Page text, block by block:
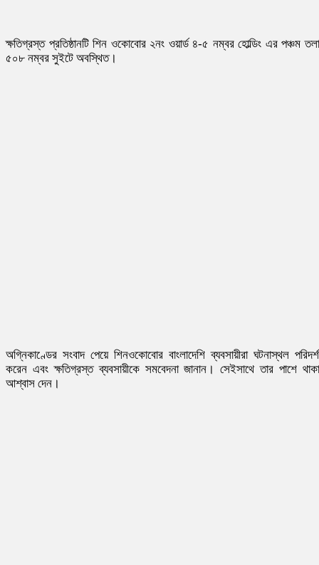
ক্ষতিগ্রস্ত প্রতিষ্ঠানটি শিন ওকোবোর ২নং ওয়ার্ড ৪-৫ নম্বর হোল্ডিং এর পঞ্চম
৫০৮ নম্বর সুইটে অবস্থিত।
অগ্নিকাণ্ডের সংবাদ পেয়ে শিনওকোবোর বাংলাদেশি ব্যবসায়ীরা ঘটনাস্থল
করেন এবং ক্ষতিগ্রস্ত ব্যবসায়ীকে সমবেদনা জানান। সেইসাথে তার পাশে
আশ্বাস দেন।